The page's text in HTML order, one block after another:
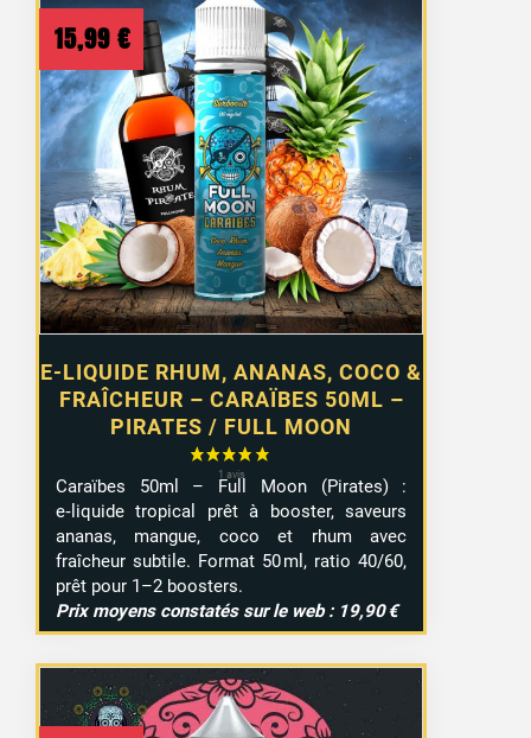
E-LIQUIDE RHUM, ANANAS, COCO &
FRAÎCHEUR – CARAÏBES 50ML –
PIRATES / FULL MOON
15,99 €
Caraïbes 50ml – Full Moon (Pirates) :
e‑liquide tropical prêt à booster, saveurs
ananas, mangue, coco et rhum avec
fraîcheur subtile. Format 50 ml, ratio 40/60,
prêt pour 1–2 boosters.
Prix moyens constatés sur le web : 19,90 €